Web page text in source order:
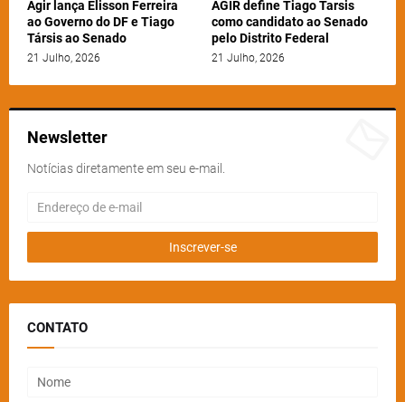
Agir lança Elisson Ferreira
ao Governo do DF e Tiago
Társis ao Senado
21 Julho, 2026
AGIR define Tiago Tarsis
como candidato ao Senado
pelo Distrito Federal
21 Julho, 2026
Newsletter
Notícias diretamente em seu e-mail.
CONTATO